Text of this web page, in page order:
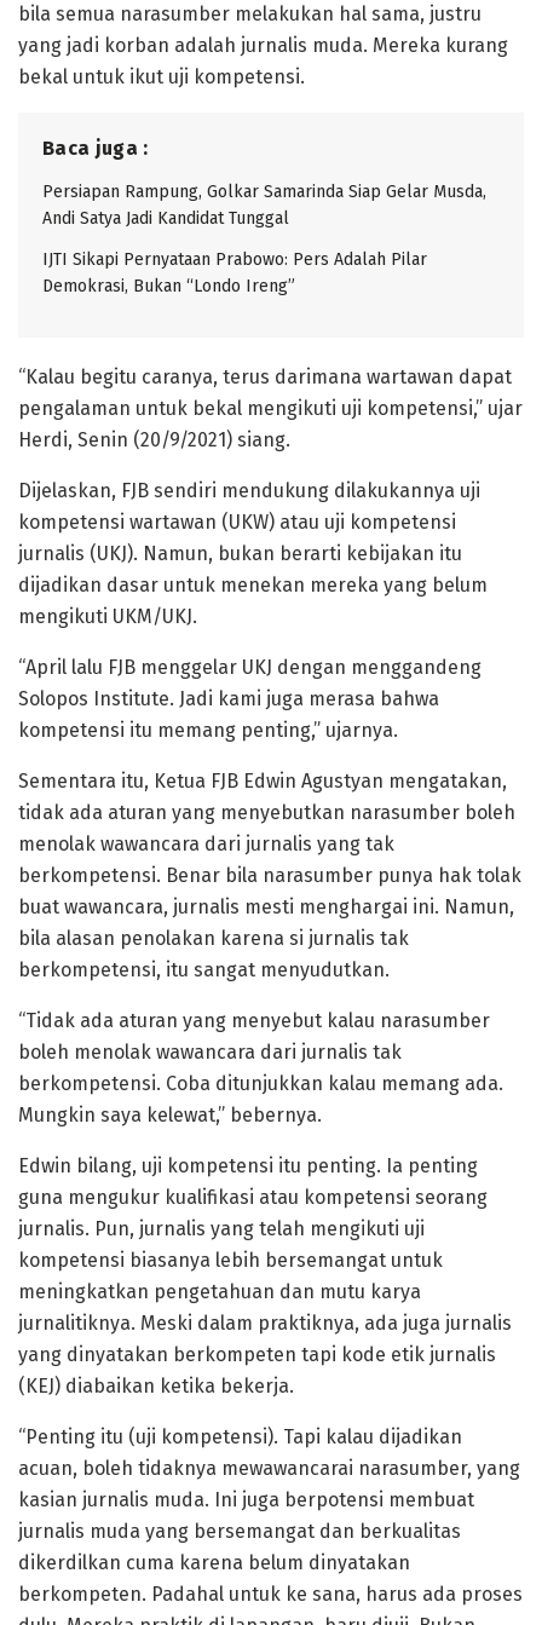
bila semua narasumber melakukan hal sama, justru
yang jadi korban adalah jurnalis muda. Mereka kurang
bekal untuk ikut uji kompetensi.
Baca juga :
Persiapan Rampung, Golkar Samarinda Siap Gelar Musda,
Andi Satya Jadi Kandidat Tunggal
IJTI Sikapi Pernyataan Prabowo: Pers Adalah Pilar
Demokrasi, Bukan “Londo Ireng”
“Kalau begitu caranya, terus darimana wartawan dapat
pengalaman untuk bekal mengikuti uji kompetensi,” ujar
Herdi, Senin (20/9/2021) siang.
Dijelaskan, FJB sendiri mendukung dilakukannya uji
kompetensi wartawan (UKW) atau uji kompetensi
jurnalis (UKJ). Namun, bukan berarti kebijakan itu
dijadikan dasar untuk menekan mereka yang belum
mengikuti UKM/UKJ.
“April lalu FJB menggelar UKJ dengan menggandeng
Solopos Institute. Jadi kami juga merasa bahwa
kompetensi itu memang penting,” ujarnya.
Sementara itu, Ketua FJB Edwin Agustyan mengatakan,
tidak ada aturan yang menyebutkan narasumber boleh
menolak wawancara dari jurnalis yang tak
berkompetensi. Benar bila narasumber punya hak tolak
buat wawancara, jurnalis mesti menghargai ini. Namun,
bila alasan penolakan karena si jurnalis tak
berkompetensi, itu sangat menyudutkan.
“Tidak ada aturan yang menyebut kalau narasumber
boleh menolak wawancara dari jurnalis tak
berkompetensi. Coba ditunjukkan kalau memang ada.
Mungkin saya kelewat,” bebernya.
Edwin bilang, uji kompetensi itu penting. Ia penting
guna mengukur kualifikasi atau kompetensi seorang
jurnalis. Pun, jurnalis yang telah mengikuti uji
kompetensi biasanya lebih bersemangat untuk
meningkatkan pengetahuan dan mutu karya
jurnalitiknya. Meski dalam praktiknya, ada juga jurnalis
yang dinyatakan berkompeten tapi kode etik jurnalis
(KEJ) diabaikan ketika bekerja.
“Penting itu (uji kompetensi). Tapi kalau dijadikan
acuan, boleh tidaknya mewawancarai narasumber, yang
kasian jurnalis muda. Ini juga berpotensi membuat
jurnalis muda yang bersemangat dan berkualitas
dikerdilkan cuma karena belum dinyatakan
berkompeten. Padahal untuk ke sana, harus ada proses